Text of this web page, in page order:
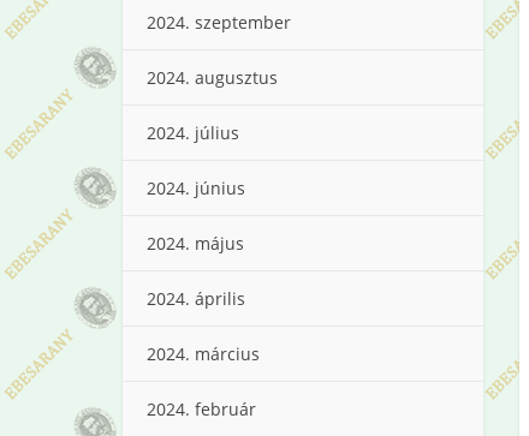
2024. szeptember
2024. augusztus
2024. július
2024. június
2024. május
2024. április
2024. március
2024. február